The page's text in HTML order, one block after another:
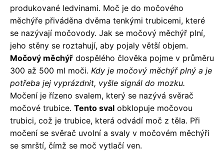
produkované ledvinami. Moč je do močového
měchýře přiváděna dvěma tenkými trubicemi, které
se nazývají močovody. Jak se močový měchýř plní,
jeho stěny se roztahují, aby pojaly větší objem.
Močový měchýř dospělého člověka pojme v průměru
300 až 500 ml moči. Kdy je močový měchýř plný a je
potřeba jej vyprázdnit, vyšle signál do mozku.
Močení je řízeno svalem, který se nazývá svěrač
močové trubice. Tento sval obklopuje močovou
trubici, což je trubice, která odvádí moč z těla. Při
močení se svěrač uvolní a svaly v močovém měchýři
se smrští, čímž se moč vytlačí ven.